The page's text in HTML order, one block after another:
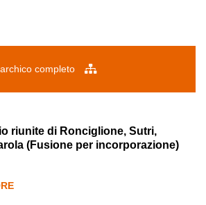
completo
riunite di Ronciglione, Sutri,
(Fusione per incorporazione)